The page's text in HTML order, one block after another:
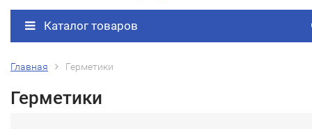
Каталог товаров
Главная Герметики
Герметики